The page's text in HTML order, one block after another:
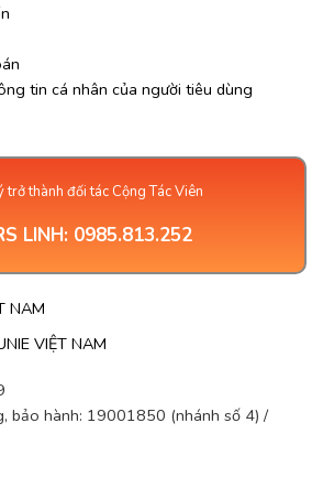
tin cá nhân của người tiêu dùng
trở thành đối tác Cộng Tác Viên
LINH: 0985.813.252
NAM
VIỆT NAM
bảo hành: 19001850 (nhánh số 4) /